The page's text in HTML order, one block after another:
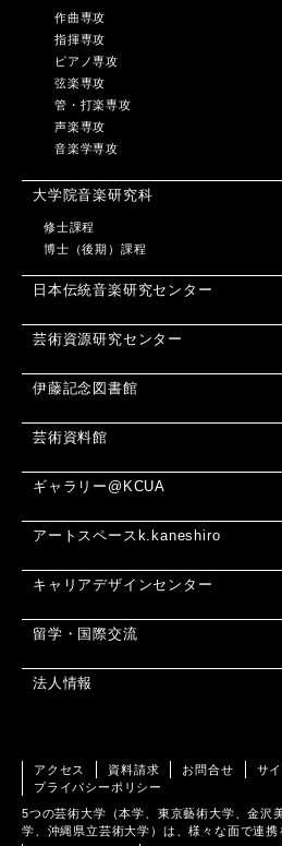
作曲専攻
指揮専攻
ピアノ専攻
弦楽専攻
管・打楽専攻
声楽専攻
音楽学専攻
大学院音楽研究科
修士課程
博士（後期）課程
日本伝統音楽研究センター
芸術資源研究センター
伊藤記念図書館
芸術資料館
ギャラリー@KCUA
アートスペースk.kaneshiro
キャリアデザインセンター
留学・国際交流
法人情報
アクセス 資料請求 お問合せ
サ
プライバシーポリシー
5つの芸術大学（本学、東京藝術大学、金沢
学、沖縄県立芸術大学）は、様々な面で連携